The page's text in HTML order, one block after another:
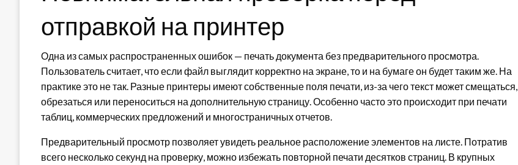
отправкой на принтер
Одна из самых распространенных ошибок — печать документа без предварительного просмотра.
Пользователь считает, что если файл выглядит корректно на экране, то и на бумаге он будет таким же. На
практике это не так. Разные принтеры имеют собственные поля печати, из-за чего текст может смещаться,
обрезаться или переноситься на дополнительную страницу. Особенно часто это происходит при печати
таблиц, коммерческих предложений и многостраничных отчетов.
Предварительный просмотр позволяет увидеть реальное расположение элементов на листе. Потратив
всего несколько секунд на проверку, можно избежать повторной печати десятков страниц. В крупных